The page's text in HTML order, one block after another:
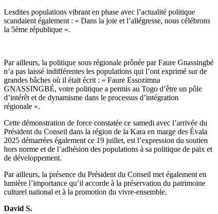
Lesdites populations vibrant en phase avec l’actualité politique
scandaient également : « Dans la joie et l’allégresse, nous célébrons
la 5ème république ».
Par ailleurs, la politique sous régionale prônée par Faure Gnassingbé
n’a pas laissé indifférentes les populations qui l’ont exprimé sur de
grandes bâches où il était écrit : « Faure Essozimna
GNASSINGBÉ, votre politique a permis au Togo d’être un pôle
d’intérêt et de dynamisme dans le processus d’intégration
régionale ».
Cette démonstration de force constatée ce samedi avec l’arrivée du
Président du Conseil dans la région de la Kara en marge des Évala
2025 démarrées également ce 19 juillet, est l’expression du soutien
hors norme et de l’adhésion des populations à sa politique de paix et
de développement.
Par ailleurs, la présence du Président du Conseil met également en
lumière l’importance qu’il accorde à la préservation du patrimoine
culturel national et à la promotion du vivre-ensemble.
David S.